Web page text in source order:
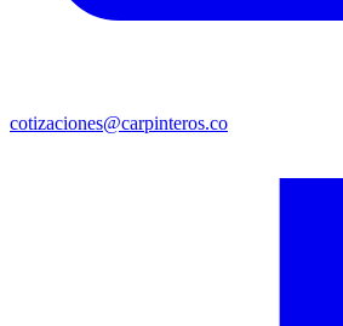
cotizaciones@carpinteros.co